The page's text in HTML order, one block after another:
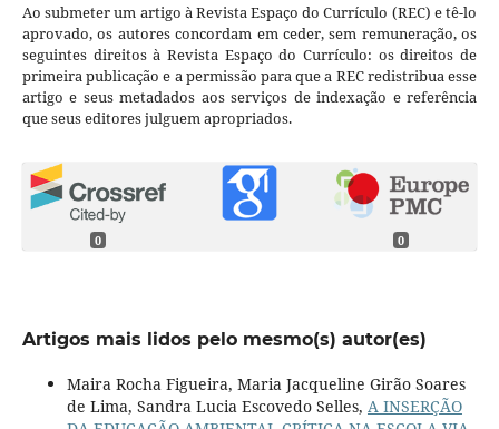
Ao submeter um artigo à Revista Espaço do Currículo (REC) e tê-lo
aprovado, os autores concordam em ceder, sem remuneração, os
seguintes direitos à Revista Espaço do Currículo: os direitos de
primeira publicação e a permissão para que a REC redistribua esse
artigo e seus metadados aos serviços de indexação e referência
que seus editores julguem apropriados.
0 0
Artigos mais lidos pelo mesmo(s) autor(es)
Maira Rocha Figueira, Maria Jacqueline Girão Soares
de Lima, Sandra Lucia Escovedo Selles, A INSERÇÃO